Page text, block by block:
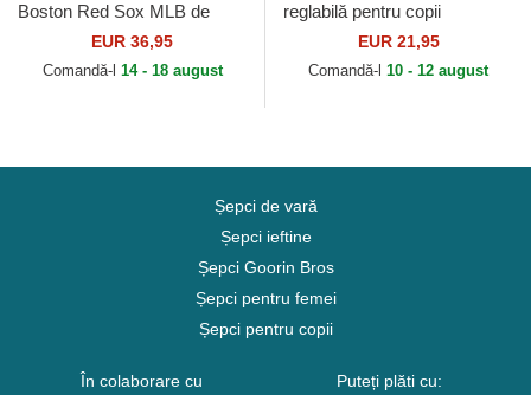
Boston Red Sox MLB de
EUR 36,95
Comandă-l 14 - 18 august
reglabilă pentru copii
9FORTY League Essential
de New York Yankees MLB
EUR 21,95
Comandă-l 10 - 12 august
Șepci de vară
Șepci ieftine
Șepci Goorin Bros
Șepci pentru femei
Șepci pentru copii
În colaborare cu
Puteți plăti cu: